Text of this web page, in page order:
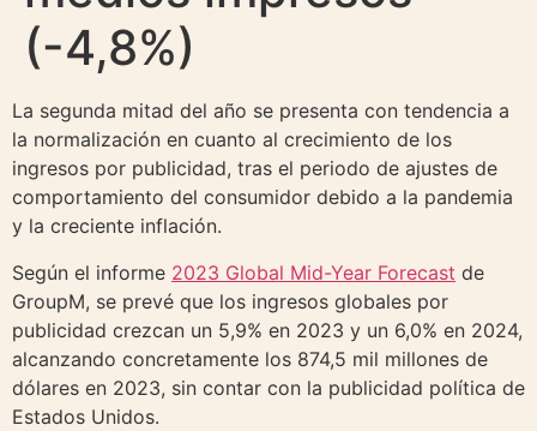
(-4,8%)
La segunda mitad del año se presenta con tendencia a
la normalización en cuanto al crecimiento de los
ingresos por publicidad, tras el periodo de ajustes de
comportamiento del consumidor debido a la pandemia
y la creciente inflación.
Según el informe 2023 Global Mid-Year Forecast de
GroupM, se prevé que los ingresos globales por
publicidad crezcan un 5,9% en 2023 y un 6,0% en 2024,
alcanzando concretamente los 874,5 mil millones de
dólares en 2023, sin contar con la publicidad política de
Estados Unidos.